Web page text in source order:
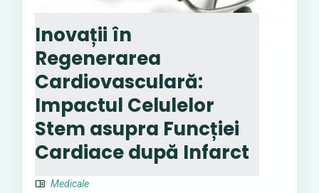
Inovații în
Regenerarea
Cardiovasculară:
Impactul Celulelor
Stem asupra Funcției
Cardiace după Infarct
Medicale